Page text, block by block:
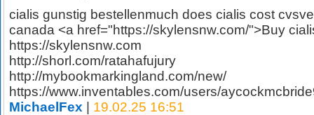
cialis gunstig bestellenmuch does cialis cost
canada <a href="https://skylensnw.com/">Buy
https://skylensnw.com
http://shorl.com/ratahafujury
http://mybookmarkingland.com/new/
https://www.inventables.com/users/
MichaelFex
19.02.25 16:51